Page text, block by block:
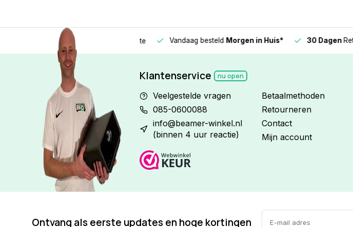
3 gelijke delen Vandaag besteldMorgen in Huis* 30 DagenRetour*
Klantenservice nu open
Veelgestelde vragen
085-0600088
info@beamer-winkel.nl
(binnen 4 uur reactie)
Betaalmethoden
Retourneren
Contact
Mijn account
Ontvang als eerste updates en hoge kortingen